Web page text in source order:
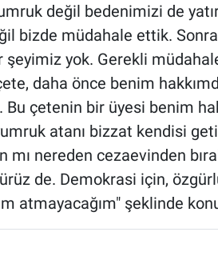
değil bedenimizi de
bizde müdahale ettik. Sonra
yok. Gerekli
daha önce benim
Bu çetenin bir üyesi benim
atanı bizzat kendisi
mı nereden cezaevinden
de. Demokrasi için,
atmayacağım" şeklinde